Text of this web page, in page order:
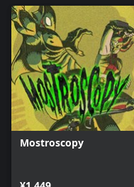
Mostroscopy